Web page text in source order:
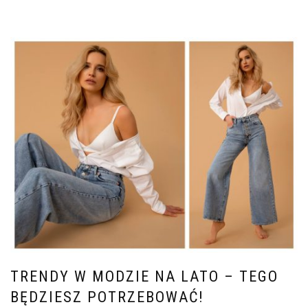
TRENDY W MODZIE NA LATO – TEGO
BĘDZIESZ POTRZEBOWAĆ!